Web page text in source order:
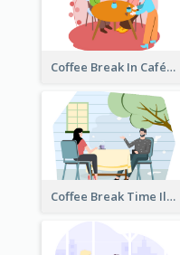
Coffee Break In Café Illustration
Coffee Break Time Illustration